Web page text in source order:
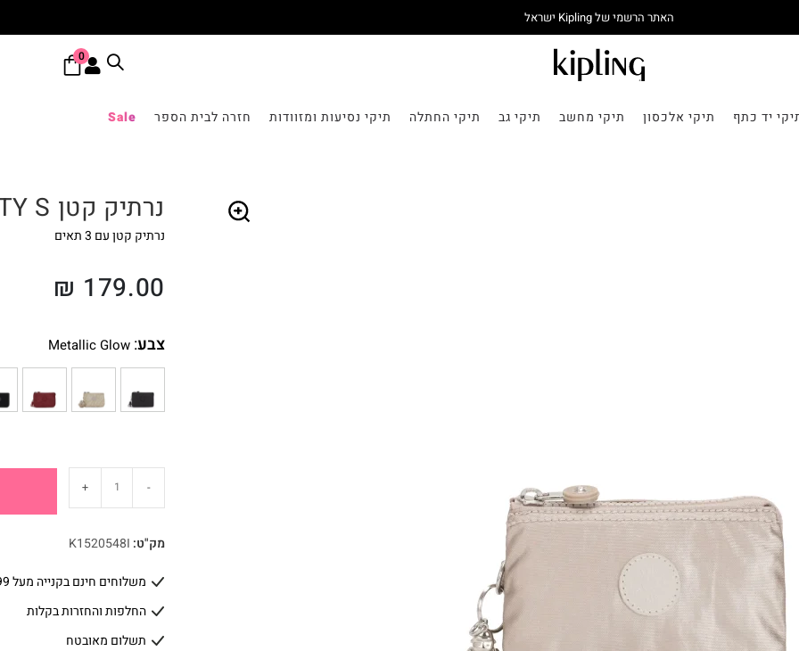
האתר הרשמי של Kipling ישראל
0
יד כתף תיקי אלכסון תיקי מחשב תיקי גב תיקי החתלה תיקי נסיעות ומזוודות חזרה לבית הספר Sale
נרתיק קטן CREATIVITY S
נרתיק קטן עם 3 תאים
₪ 179.00
צבע:
Metallic Glow
-
+
מק"ט: K1520548I
משלוחים חינם בקנייה מעל 399 ₪
החלפות והחזרות בקלות
תשלום מאובטח